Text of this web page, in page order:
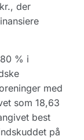
der
% i
med
som 18,63
best
på